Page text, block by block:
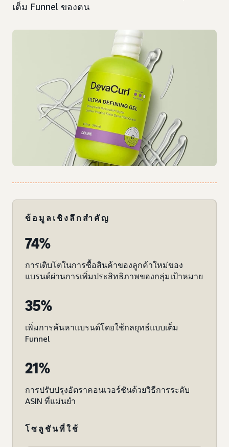
เต็ม Funnel ของตน
ข้อมูลเชิงลึกสำคัญ
74%
การเติบโตในการซื้อสินค้าของลูกค้าใหม่ของ
แบรนด์ผ่านการเพิ่มประสิทธิภาพของกลุ่มเป้าหมาย
35%
เพิ่มการค้นหาแบรนด์โดยใช้กลยุทธ์แบบเต็ม
Funnel
21%
การปรับปรุงอัตราคอนเวอร์ชันด้วยวิธีการระดับ
ASIN ที่แม่นยำ
โซลูชันที่ใช้